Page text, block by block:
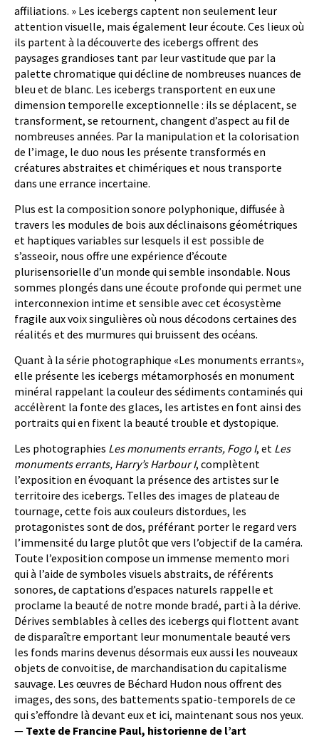
affiliations. » Les icebergs captent non seulement leur
attention visuelle, mais également leur écoute. Ces lieux où
ils partent à la découverte des icebergs offrent des
paysages grandioses tant par leur vastitude que par la
palette chromatique qui décline de nombreuses nuances de
bleu et de blanc. Les icebergs transportent en eux une
dimension temporelle exceptionnelle : ils se déplacent, se
transforment, se retournent, changent d’aspect au fil de
nombreuses années. Par la manipulation et la colorisation
de l’image, le duo nous les présente transformés en
créatures abstraites et chimériques et nous transporte
dans une errance incertaine.
Plus est la composition sonore polyphonique, diffusée à
travers les modules de bois aux déclinaisons géométriques
et haptiques variables sur lesquels il est possible de
s’asseoir, nous offre une expérience d’écoute
plurisensorielle d’un monde qui semble insondable. Nous
sommes plongés dans une écoute profonde qui permet une
interconnexion intime et sensible avec cet écosystème
fragile aux voix singulières où nous décodons certaines des
réalités et des murmures qui bruissent des océans.
Quant à la série photographique «Les monuments errants»,
elle présente les icebergs métamorphosés en monument
minéral rappelant la couleur des sédiments contaminés qui
accélèrent la fonte des glaces, les artistes en font ainsi des
portraits qui en fixent la beauté trouble et dystopique.
Les photographies Les monuments errants, Fogo I, et Les
monuments errants, Harry’s Harbour I, complètent
l’exposition en évoquant la présence des artistes sur le
territoire des icebergs. Telles des images de plateau de
tournage, cette fois aux couleurs distordues, les
protagonistes sont de dos, préférant porter le regard vers
l’immensité du large plutôt que vers l’objectif de la caméra.
Toute l’exposition compose un immense memento mori
qui à l’aide de symboles visuels abstraits, de référents
sonores, de captations d’espaces naturels rappelle et
proclame la beauté de notre monde bradé, parti à la dérive.
Dérives semblables à celles des icebergs qui flottent avant
de disparaître emportant leur monumentale beauté vers
les fonds marins devenus désormais eux aussi les nouveaux
objets de convoitise, de marchandisation du capitalisme
sauvage. Les œuvres de Béchard Hudon nous offrent des
images, des sons, des battements spatio-temporels de ce
qui s’effondre là devant eux et ici, maintenant sous nos yeux.
— Texte de Francine Paul, historienne de l’art